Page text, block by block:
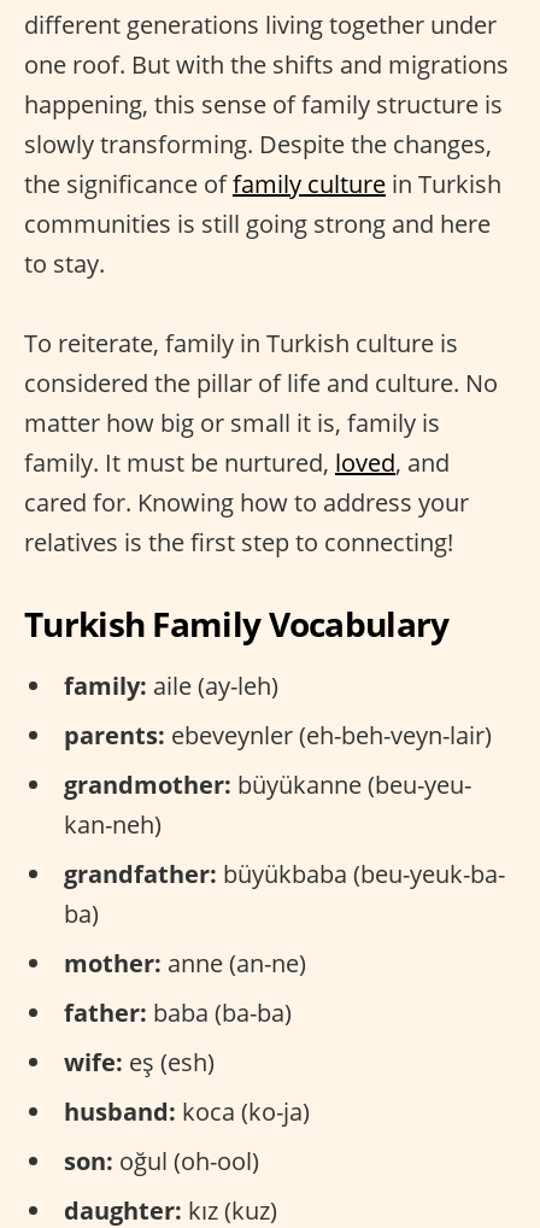
different generations living together under
one roof. But with the shifts and migrations
happening, this sense of family structure is
slowly transforming. Despite the changes,
the significance offamily culture in Turkish
communities is still going strong and here
to stay.
To reiterate, family in Turkish culture is
considered the pillar of life and culture. No
matter how big or small it is, family is
family. It must be nurtured, loved, and
cared for. Knowing how to address your
relatives is the first step to connecting!
Turkish Family Vocabulary
family: aile (ay-leh)
parents: ebeveynler (eh-beh-veyn-lair)
grandmother: büyükanne (beu-yeu-
kan-neh)
grandfather: büyükbaba (beu-yeuk-ba-
ba)
mother: anne (an-ne)
father: baba (ba-ba)
wife: eş (esh)
husband: koca (ko-ja)
son: oğul (oh-ool)
daughter: kız (kuz)